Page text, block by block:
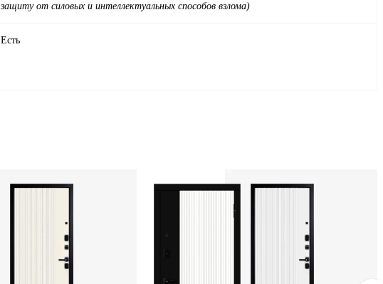
защиту от силовых и интеллектуальных способов взлома)
Есть